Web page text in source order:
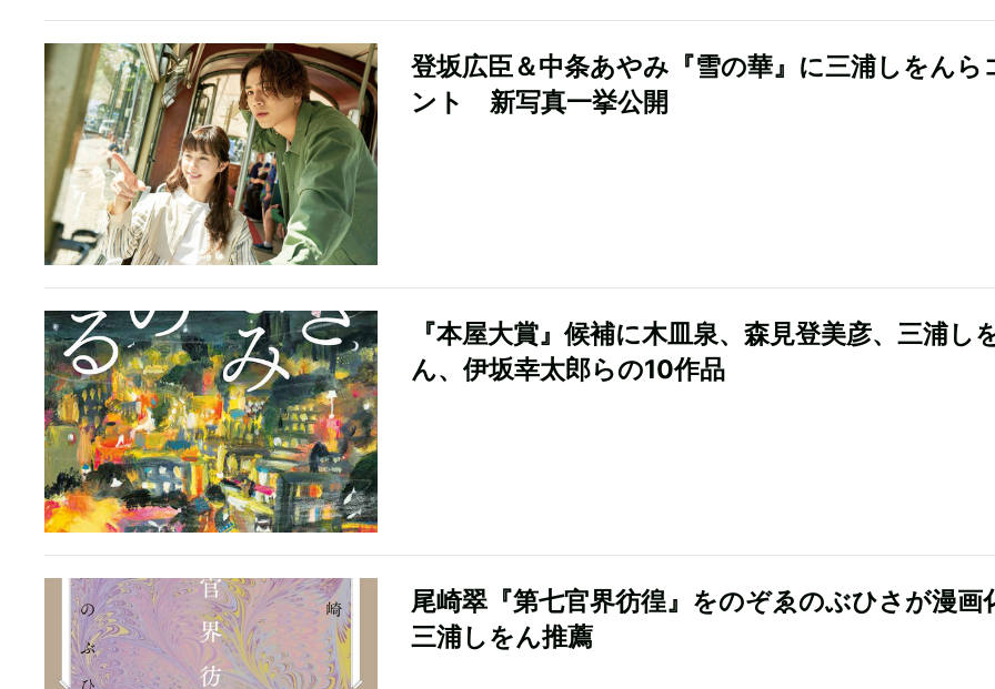
登坂広臣＆中条あやみ『雪の華』に三浦しをんら
ント 新写真一挙公開
『本屋大賞』候補に木皿泉、森見登美彦、三浦し
ん、伊坂幸太郎らの10作品
尾崎翠『第七官界彷徨』をのぞゑのぶひさが漫画
三浦しをん推薦